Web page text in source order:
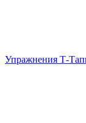
Упражнения Т-